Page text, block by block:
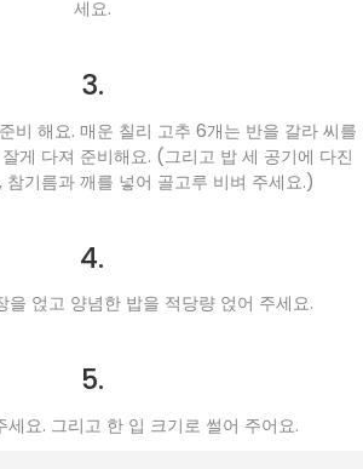
세요.
3.
비 해요. 매운 칠리 고추 6개는 반을 갈라 씨를
게 다져 준비해요. (그리고 밥 세 공기에 다진
참기름과 깨를 넣어 골고루 비벼 주세요.)
4.
을 얹고 양념한 밥을 적당량 얹어 주세요.
5.
세요. 그리고 한 입 크기로 썰어 주어요.